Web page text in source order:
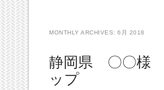
MONTHLY ARCHIVES: 6月 2018
静岡県 〇〇様
ップ